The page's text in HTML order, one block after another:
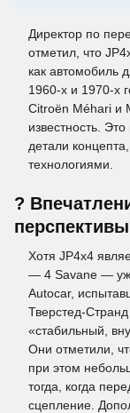
Директор по
отметил, что
как автомобиль
1960-х и 1970-х
Citroën Méhari и
известность.
детали
технологиями.
?️
перспективы
Хотя JP4x4
— 4 Savane —
Autocar,
Тверстед-
«стабильный,
Они отметили,
при этом
тогда, когда
сцепление.